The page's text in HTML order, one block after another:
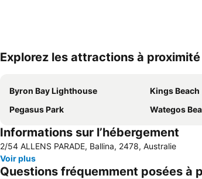
Explorez les attractions à proximité
Byron Bay Lighthouse Kings Beach
Pegasus Park
Wategos
Informations sur l’hébergement
2/54 ALLENS PARADE, Ballina, 2478, Australie
Voir plus
Questions fréquemment posées à